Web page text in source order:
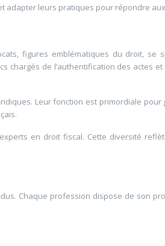
adapter leurs pratiques pour répondre
figures emblématiques du droit, se
de l’authentification des actes
Leur fonction est primordiale pour
en droit fiscal. Cette diversité
Chaque profession dispose de son